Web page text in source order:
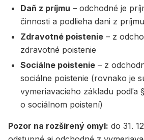
Daň z príjmu – odchodné je
činnosti a podlieha dani z príjmu
Zdravotné poistenie – z
zdravotné poistenie
Sociálne poistenie – z
sociálne poistenie (rovnako je
vymeriavacieho základu podľa
o sociálnom poistení)
Pozor na rozšírený omyl: do 31.